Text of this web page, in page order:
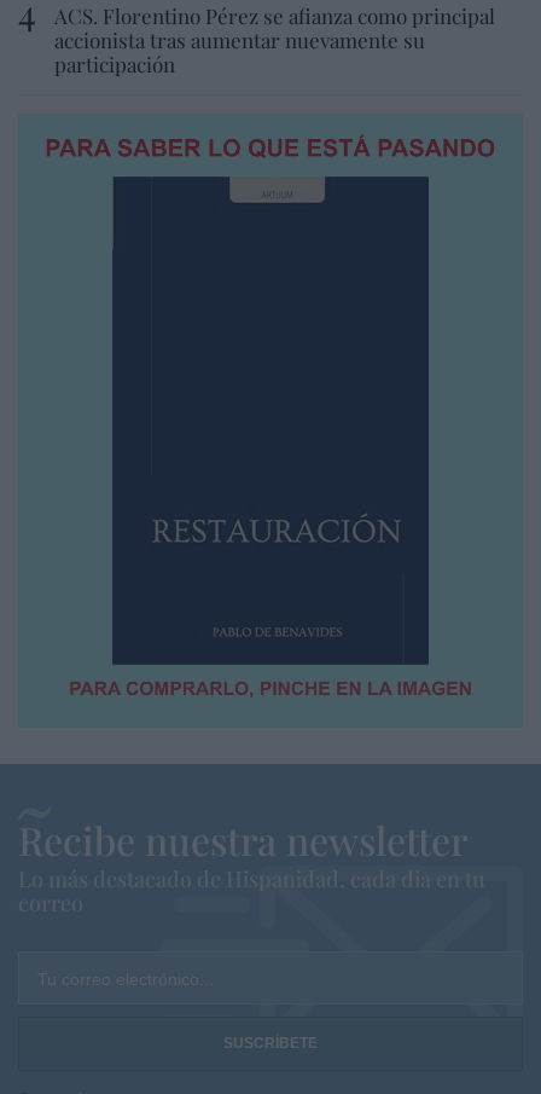
ACS. Florentino Pérez se afianza como principal
accionista tras aumentar nuevamente su
participación
Recibe nuestra newsletter
Lo más destacado de Hispanidad, cada dia en tu
correo
Tu correo electrónico...